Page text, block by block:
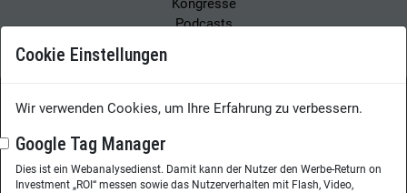
Kongresse
Podcasts
Datenschutzerklärung
Cookie Einstellungen
Wir verwenden Cookies, um Ihre Erfahrung zu verbessern.
Google Tag Manager
Dies ist ein Webanalysedienst. Damit kann der Nutzer den Werbe-Return on
Investment „ROI“ messen sowie das Nutzerverhalten mit Flash, Video,